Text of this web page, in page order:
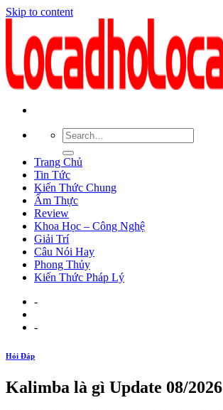
Skip to content
Trang Chủ
Tin Tức
Kiến Thức Chung
Ẩm Thực
Review
Khoa Học – Công Nghệ
Giải Trí
Câu Nói Hay
Phong Thủy
Kiến Thức Pháp Lý
-
-
Hỏi Đáp
Kalimba là gì Update 08/2026